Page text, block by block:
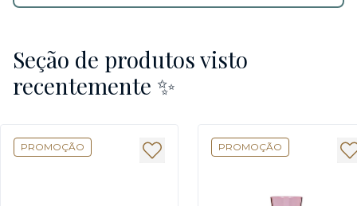
Seção de produtos visto
recentemente ✨
PROMOÇÃO PROMOÇÃO